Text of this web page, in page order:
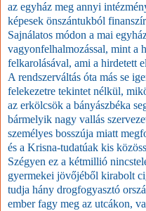
az egyház meg annyi
képesek önszántukból
Sajnálatos módon a mai
vagyonfelhalmozással, mint a
felkarolásával, ami a hirdetett
A rendszerváltás óta más se
felekezetre tekintet nélkül,
az erkölcsök a bányászbéka
bármelyik nagy vallás
személyes bosszúja miatt
és a Krisna-tudatúak kis
Szégyen ez a kétmillió
gyermekei jövőjéből kirabolt
tudja hány drogfogyasztó
ember fagy meg az utcákon,